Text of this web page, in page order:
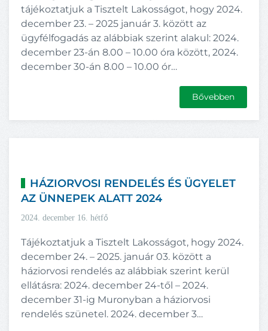
tájékoztatjuk a Tisztelt Lakosságot, hogy 2024.
december 23. – 2025 január 3. között az
ügyfélfogadás az alábbiak szerint alakul: 2024.
december 23-án 8.00 – 10.00 óra között, 2024.
december 30-án 8.00 – 10.00 ór…
Bővebben
HÁZIORVOSI RENDELÉS ÉS ÜGYELET
AZ ÜNNEPEK ALATT 2024
2024. december 16. hétfő
Tájékoztatjuk a Tisztelt Lakosságot, hogy 2024.
december 24. – 2025. január 03. között a
háziorvosi rendelés az alábbiak szerint kerül
ellátásra: 2024. december 24-től – 2024.
december 31-ig Muronyban a háziorvosi
rendelés szünetel. 2024. december 3…